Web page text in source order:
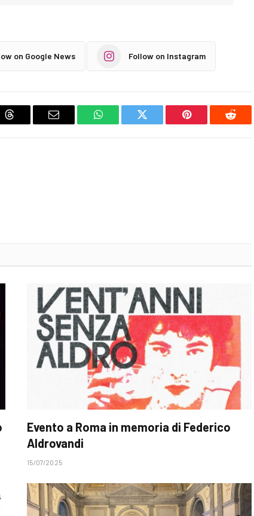
on Google News Follow on Instagram
Threads Email WhatsAppTwitter Pinterest Reddit
Evento a Roma in memoria di Federico
Aldrovandi
15/07/2025